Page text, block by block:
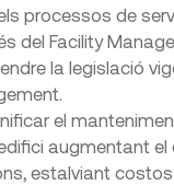
processos de
del Facility
la legislació
el
augmentant el
estalviant